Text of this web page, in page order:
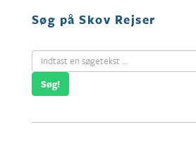
Søg på Skov Rejser